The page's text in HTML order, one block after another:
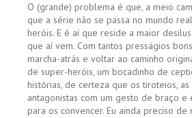
O (grande) problema é que, a meio
que a série não se passa no mundo
heróis. E é aí que reside a maior
que aí vem. Com tantos presságios
marcha-atrás e voltar ao caminho
de super-heróis, um bocadinho de
histórias, de certeza que os tiroteios,
antagonistas com um gesto de braço
para os convencer. Eu ainda preciso de